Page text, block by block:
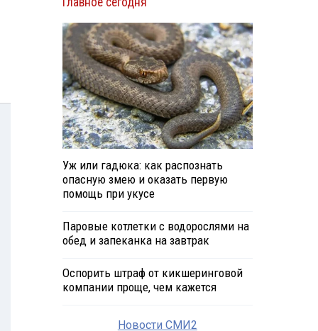
Уж или гадюка: как распознать
опасную змею и оказать первую
помощь при укусе
Паровые котлетки с водорослями на
обед и запеканка на завтрак
Оспорить штраф от кикшеринговой
компании проще, чем кажется
Новости СМИ2